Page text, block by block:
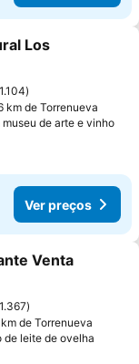
favoritos
Los
1.104
km de Torrenueva
de arte e vinho
Ver preços
favoritos
Venta
1.367
de Torrenueva
de leite de ovelha